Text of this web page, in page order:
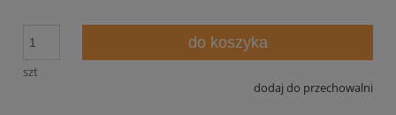
szt
do koszyka
dodaj do przechowalni